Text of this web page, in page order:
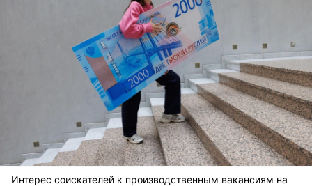
Интерес соискателей к производственным вакансиям на